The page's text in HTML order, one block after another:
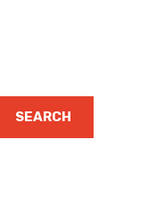
SEARCH